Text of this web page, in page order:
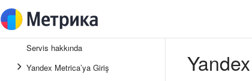
Servis hakkında
Yandex Metrica’ya Giriş